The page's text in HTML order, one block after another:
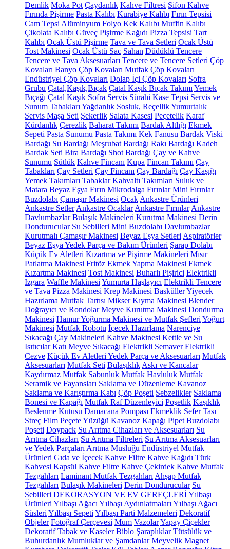
Demlik Moka Pot Çaydanlık Kahve Filtresi Sifon Kahve
Fırında Pişirme Pasta Kalıbı Kurabiye Kalıbı Fırın Tepsisi
Cam Tepsi Alüminyum Folyo Kek Kalıbı Muffin Kalıbı
Çikolata Kalıbı Güveç Pişirme Kağıdı Pizza Tepsisi Tart
Kalıbı Ocak Üstü Pişirme Tava ve Tava Setleri Ocak Üstü
Tost Makinesi Ocak Üstü Sac Sahan Düdüklü Tencere
Tencere ve Tava Aksesuarları Tencere ve Tencere Setleri Çöp
Kovaları Banyo Çöp Kovaları Mutfak Çöp Kovaları
Endüstriyel Çöp Kovaları Dolap İçi Çöp Kovaları Sofra
Grubu Çatal,Kaşık,Bıçak Çatal Kaşık Bıçak Takımı Yemek
Bıçağı Çatal Kaşık Sofra Servis Sürahi Kase Tepsi Servis ve
Sunum Tabakları Yağdanlık Sosluk, ReçellikYumurtalık
Servis Maşa Seti Şekerlik Salata Kasesi Peçetelik Karaf
Kürdanlık Çerezlik Baharat Takımı Bardak Altlığı Ekmek
Sepeti Pasta Sunumu Pasta Takımı Kek Fanusu Bardak Viski
Bardağı Su Bardağı Meşrubat Bardağı Rakı Bardağı Kadeh
Bardak Seti Bira Bardağı Shot Bardağı Çay ve Kahve
Sunumu Sütlük Kahve Fincanı Kupa Fincan Takımı Çay
Tabakları Çay Setleri Çay Fincanı Çay Bardağı Çay Kaşığı
Yemek Takımları Tabaklar Kahvaltı Takımları Suluk ve
Matara Beyaz Eşya Fırın Mikrodalga Fırınlar Mini Fırınlar
Buzdolabı Çamaşır Makinesi Ocak Ankastre Ürünleri
Ankastre Setler Ankastre Ocaklar Ankastre Fırınlar Ankastre
Davlumbazlar Bulaşık Makineleri Kurutma Makinesi Derin
Dondurucular Su Sebilleri Mini Buzdolabı Davlumbazlar
Kurutmalı Çamaşır Makinesi Beyaz Eşya Setleri Aspiratörler
Beyaz Eşya Yedek Parça ve Bakım Ürünleri Şarap Dolabı
Küçük Ev Aletleri Kızartma ve Pişirme Makineleri Mısır
Patlatma Makinesi Fritöz Ekmek Yapma Makinesi Ekmek
Kızartma Makinesi Tost Makinesi Buharlı Pişirici Elektrikli
Izgara Waffle Makinesi Yumurta Haşlayıcı Elektrikli Tencere
ve Tava Pizza Makinesi Krep Makinesi BasküllerYiyecek
Hazırlama Mutfak Tartısı Mikser Kıyma Makinesi Blender
Doğrayıcı ve Rondolar Meyve Kurutma Makinesi Dondurma
Makinesi Hamur Yoğurma Makinesi ve Mutfak Şefleri Yoğurt
Makinesi Mutfak Robotu İçecek Hazırlama Narenciye
Sıkacağı Çay Makineleri Kahve Makinesi Kettle ve Su
Isıtıcılar Katı Meyve Sıkacağı Elektrikli Semaver Elektrikli
Cezve Küçük Ev Aletleri Yedek Parça ve Aksesuarları Mutfak
Aksesuarları Mutfak Seti Bulaşıklık Askı ve Kancalar
Kaydırmaz Mutfak Sabunluk Mutfak Havluluk Mutfak
Seramik ve Fayansları Saklama ve Düzenleme Kavanoz
Saklama ve Karıştırma Kabı Çöp Poşeti Sebzelikler Saklama
Bonesi ve Kapağı Mutfak Raf Düzenleyici Poşetlik Kaşıklık
Beslenme Kutusu Damacana Pompası Ekmeklik Sefer Tası
Streç Film Peçete Yüzüğü Kavanoz Kapağı Pipet Buzdolabı
Poşeti Doypack Su Arıtma Cihazları ve Aksesuarları Su
Arıtma Cihazları Su Arıtma Filtreleri Su Arıtma Aksesuarları
ve Yedek Parçaları Arıtma Musluğu Endüstriyel Mutfak
Ürünleri Gıda ve İçecek Kahve Filtre Kahve Kağıdı Türk
Kahvesi Kapsül Kahve Filtre Kahve Çekirdek Kahve Mutfak
Tezgahları Laminant Mutfak Tezgahları Ahşap Mutfak
Tezgahları Bulaşık Makineleri Derin Dondurucular Su
Sebilleri DEKORASYON VE EV GEREÇLERİYılbaşı
Ürünleri Yılbaşı Ağacı Yılbaşı Aydınlatmaları Yılbaşı Ağacı
Süsleri Yılbaşı Sepeti Yılbaşı Parti Malzemeleri Dekoratif
Objeler Fotoğraf Çerçevesi Mum VazolarYapay Çiçekler
Dekoratif Tabak ve Kaseler Biblo Şaraplıklar Tütsülük ve
Buhurdanlık Mumluklar ve Şamdanlar Meyvelik Magnet